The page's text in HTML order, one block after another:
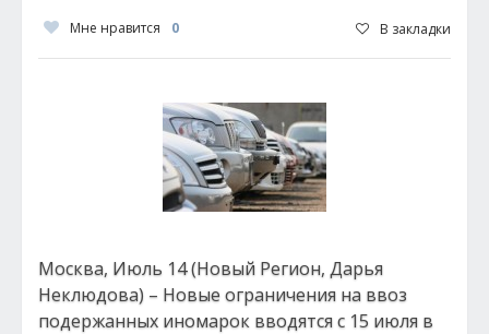
Мне нравится 0 В закладки
Москва, Июль 14 (Новый Регион, Дарья
Неклюдова) – Новые ограничения на ввоз
подержанных иномарок вводятся с 15 июля в